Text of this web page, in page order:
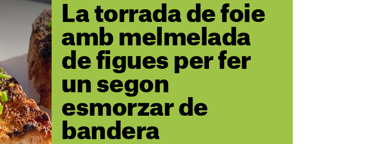
La torrada de foie
amb melmelada
de figues per fer
un segon
esmorzar de
bandera